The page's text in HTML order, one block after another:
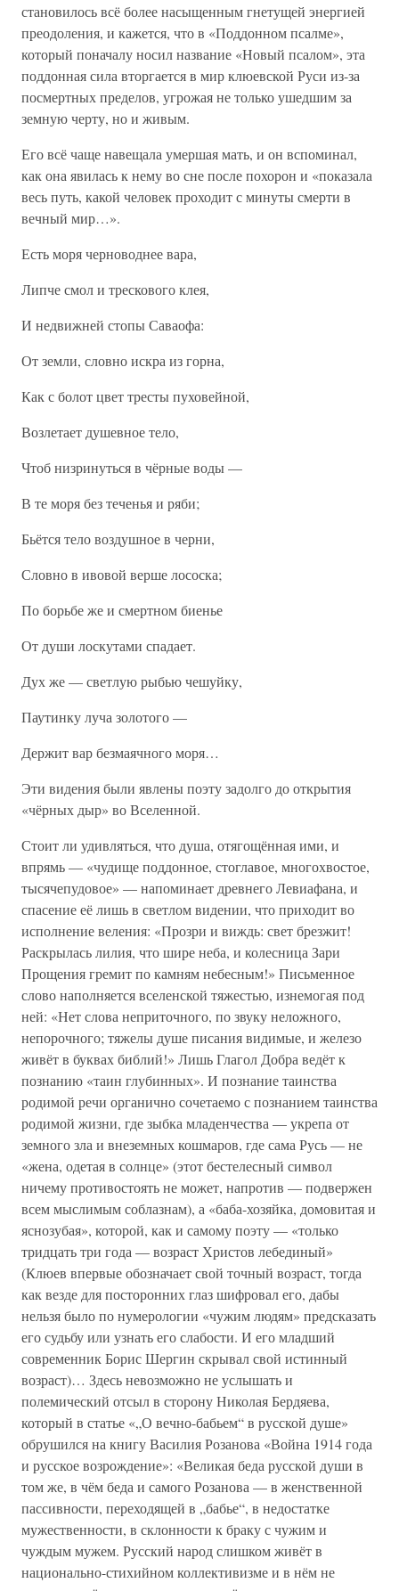
становилось всё более насыщенным гнетущей энергией
преодоления, и кажется, что в «Поддонном псалме»,
который поначалу носил название «Новый псалом», эта
поддонная сила вторгается в мир клюевской Руси из-за
посмертных пределов, угрожая не только ушедшим за
земную черту, но и живым.
Его всё чаще навещала умершая мать, и он вспоминал,
как она явилась к нему во сне после похорон и «показала
весь путь, какой человек проходит с минуты смерти в
вечный мир…».
Есть моря черноводнее вара,
Липче смол и трескового клея,
И недвижней стопы Саваофа:
От земли, словно искра из горна,
Как с болот цвет тресты пуховейной,
Возлетает душевное тело,
Чтоб низринуться в чёрные воды —
В те моря без теченья и ряби;
Бьётся тело воздушное в черни,
Словно в ивовой верше лососка;
По борьбе же и смертном биенье
От души лоскутами спадает.
Дух же — светлую рыбью чешуйку,
Паутинку луча золотого —
Держит вар безмаячного моря…
Эти видения были явлены поэту задолго до открытия
«чёрных дыр» во Вселенной.
Стоит ли удивляться, что душа, отягощённая ими, и
впрямь — «чудище поддонное, стоглавое, многохвостое,
тысячепудовое» — напоминает древнего Левиафана, и
спасение её лишь в светлом видении, что приходит во
исполнение веления: «Прозри и виждь: свет брезжит!
Раскрылась лилия, что шире неба, и колесница Зари
Прощения гремит по камням небесным!» Письменное
слово наполняется вселенской тяжестью, изнемогая под
ней: «Нет слова неприточного, по звуку неложного,
непорочного; тяжелы душе писания видимые, и железо
живёт в буквах библий!» Лишь Глагол Добра ведёт к
познанию «таин глубинных». И познание таинства
родимой речи органично сочетаемо с познанием таинства
родимой жизни, где зыбка младенчества — укрепа от
земного зла и внеземных кошмаров, где сама Русь — не
«жена, одетая в солнце» (этот бестелесный символ
ничему противостоять не может, напротив — подвержен
всем мыслимым соблазнам), а «баба-хозяйка, домовитая и
яснозубая», которой, как и самому поэту — «только
тридцать три года — возраст Христов лебединый»
(Клюев впервые обозначает свой точный возраст, тогда
как везде для посторонних глаз шифровал его, дабы
нельзя было по нумерологии «чужим людям» предсказать
его судьбу или узнать его слабости. И его младший
современник Борис Шергин скрывал свой истинный
возраст)… Здесь невозможно не услышать и
полемический отсыл в сторону Николая Бердяева,
который в статье «„О вечно-бабьем“ в русской душе»
обрушился на книгу Василия Розанова «Война 1914 года
и русское возрождение»: «Великая беда русской души в
том же, в чём беда и самого Розанова — в женственной
пассивности, переходящей в „бабье“, в недостатке
мужественности, в склонности к браку с чужим и
чуждым мужем. Русский народ слишком живёт в
национально-стихийном коллективизме и в нём не